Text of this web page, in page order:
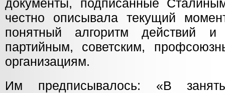
документы, подписанные
честно описывала текущий
понятный алгоритм действий и
партийным, советским,
организациям.
Им предписывалось: «В